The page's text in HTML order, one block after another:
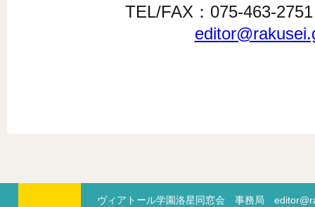
TEL/FAX：075-463-
ヴィアトール学園洛星同窓会 事務局